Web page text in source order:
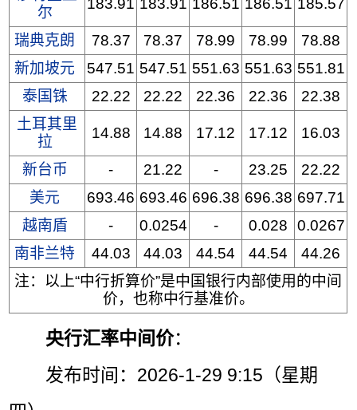
尔
183.91 183.91 186.51 186.51 185.57
瑞典克朗 78.37 78.37 78.99 78.99
78.88
新加坡元
547.51 547.51 551.63 551.63 551.81
泰国铢
22.22 22.22 22.36 22.36
22.38
土耳其里
拉
14.88 14.88 17.12 17.12 16.03
新台币 - 21.22 - 23.25
22.22
美元
693.46 693.46 696.38 696.38 697.71
越南盾
- 0.0254 - 0.028
0.0267
南非兰特
44.03 44.03 44.54 44.54
44.26
注：以上“中行折算价”是中国银行内部使用的中间
价，也称中行基准价。
央行汇率中间价：
发布时间：2026-1-29 9:15（星期